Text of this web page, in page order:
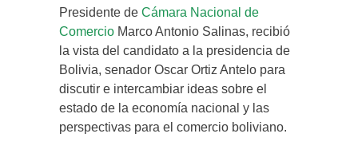
Presidente de Cámara Nacional de
Comercio Marco Antonio Salinas, recibió
la vista del candidato a la presidencia de
Bolivia, senador Oscar Ortiz Antelo para
discutir e intercambiar ideas sobre el
estado de la economía nacional y las
perspectivas para el comercio boliviano.